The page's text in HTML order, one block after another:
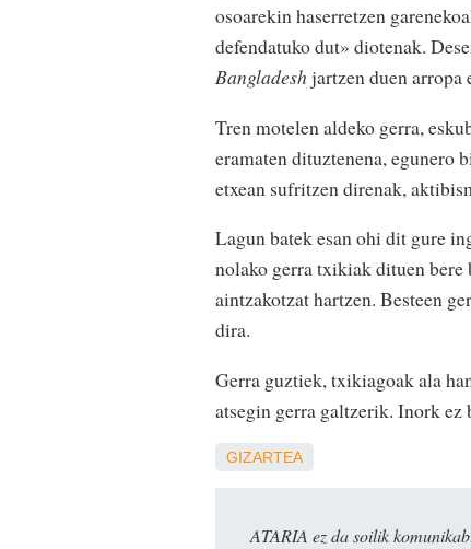
osoarekin haserretzen
defendatuko dut» diotenak.
Bangladesh jartzen duen arropa
Tren motelen aldeko gerra,
eramaten dituztenena, egunero
etxean sufritzen direnak,
Lagun batek esan ohi dit gure
nolako gerra txikiak dituen bere
aintzakotzat hartzen. Besteen
dira.
Gerra guztiek, txikiagoak ala
atsegin gerra galtzerik. Inork
GIZARTEA
ATARIA ez da soilik